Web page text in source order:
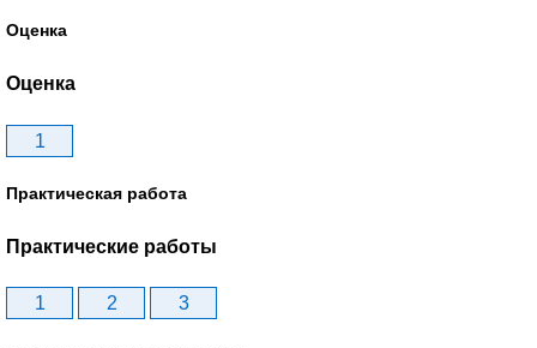
Оценка
Оценка
1
Практическая работа
Практические работы
1 2 3